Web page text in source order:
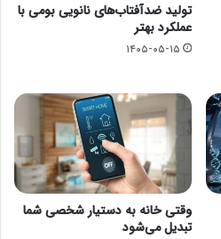
تولید ضدآفتاب‌های نانویی بومی با
عملکرد بهتر
۱۴۰۵-۰۵-۱۵
وقتی خانه به دستیار شخصی شما
تبدیل می‌شود